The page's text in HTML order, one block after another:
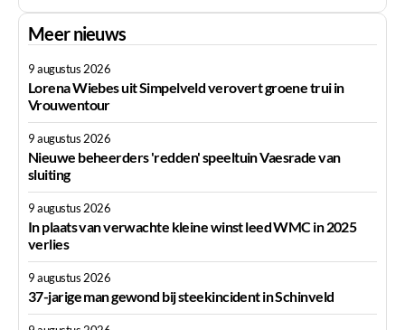
Meer nieuws
9 augustus 2026
Lorena Wiebes uit Simpelveld verovert groene trui in
Vrouwentour
9 augustus 2026
Nieuwe beheerders 'redden' speeltuin Vaesrade van
sluiting
9 augustus 2026
In plaats van verwachte kleine winst leed WMC in 2025
verlies
9 augustus 2026
37-jarige man gewond bij steekincident in Schinveld